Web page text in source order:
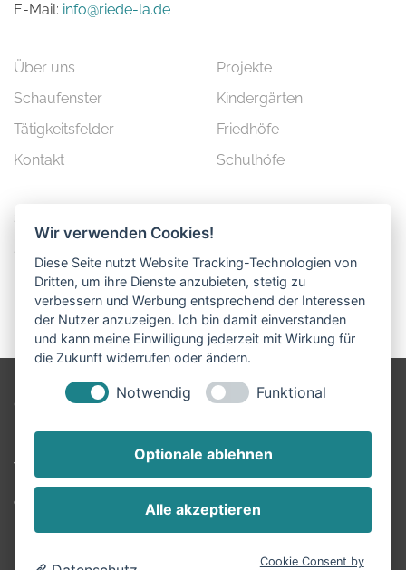
E-Mail: info@riede-la.de
Über uns
Schaufenster
Tätigkeitsfelder
Kontakt
Projekte
Kindergärten
Friedhöfe
Schulhöfe
Spielplätze
Freiflächen
LAP
© 2020 riede landschaftsarchitektur, Austraße 30, 90429
webdesign bauer+bauer
Cookie-Einstellungen ändern
Wir verwenden Cookies!
Diese Seite nutzt Website Tracking-Technologien von
Dritten, um ihre Dienste anzubieten, stetig zu
verbessern und Werbung entsprechend der Interessen
der Nutzer anzuzeigen. Ich bin damit einverstanden
und kann meine Einwilligung jederzeit mit Wirkung für
die Zukunft widerrufen oder ändern.
Notwendig Funktional
Optionale ablehnen
Alle akzeptieren
Cookie Consent by